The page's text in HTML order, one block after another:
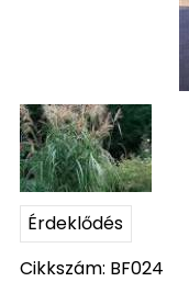
Érdeklődés
Cikkszám: BF024